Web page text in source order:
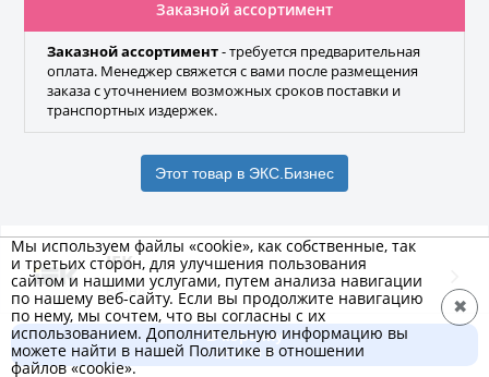
Заказной ассортимент
Заказной ассортимент- требуется предварительная
оплата. Менеджер свяжется с вами после размещения
заказа с уточнением возможных сроков поставки и
транспортных издержек.
Этот товар в ЭКС.Бизнес
IEK
Бренд
Характеристики Добавить к сравнению
В корзину
58 290 ₽
Мы используем файлы «cookie», как собственные, так
и третьих сторон, для улучшения пользования
сайтом и нашими услугами, путем анализа навигации
по нашему веб-сайту. Если вы продолжите навигацию
по нему, мы сочтем, что вы согласны с их
использованием. Дополнительную информацию вы
можете найти в нашей Политике в отношении
файлов «cookie».
✖